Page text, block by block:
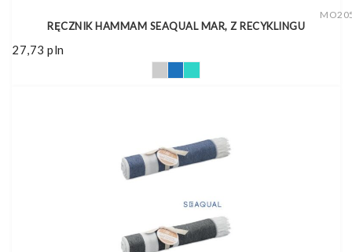
RĘCZNIK HAMMAM SEAQUAL MAR, Z RECYKLINGU
27,73 pln